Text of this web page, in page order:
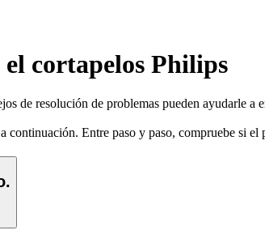
el cortapelos Philips
de resolución de problemas pueden ayudarle a
Entre paso y paso, compruebe si el